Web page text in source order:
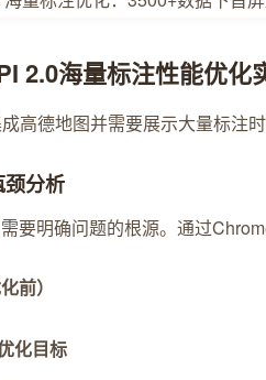
2.0海量标注性能优
高德地图并需要展示大量标注
分析
要明确问题的根源。通过
前）
化目标